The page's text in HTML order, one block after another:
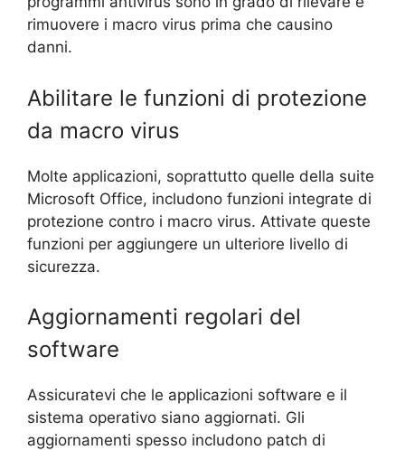
rimuovere i macro virus prima che causino
danni.
Abilitare le funzioni di protezione
da macro virus
Molte applicazioni, soprattutto quelle della suite
Microsoft Office, includono funzioni integrate di
protezione contro i macro virus. Attivate queste
funzioni per aggiungere un ulteriore livello di
sicurezza.
Aggiornamenti regolari del
software
Assicuratevi che le applicazioni software e il
sistema operativo siano aggiornati. Gli
aggiornamenti spesso includono patch di